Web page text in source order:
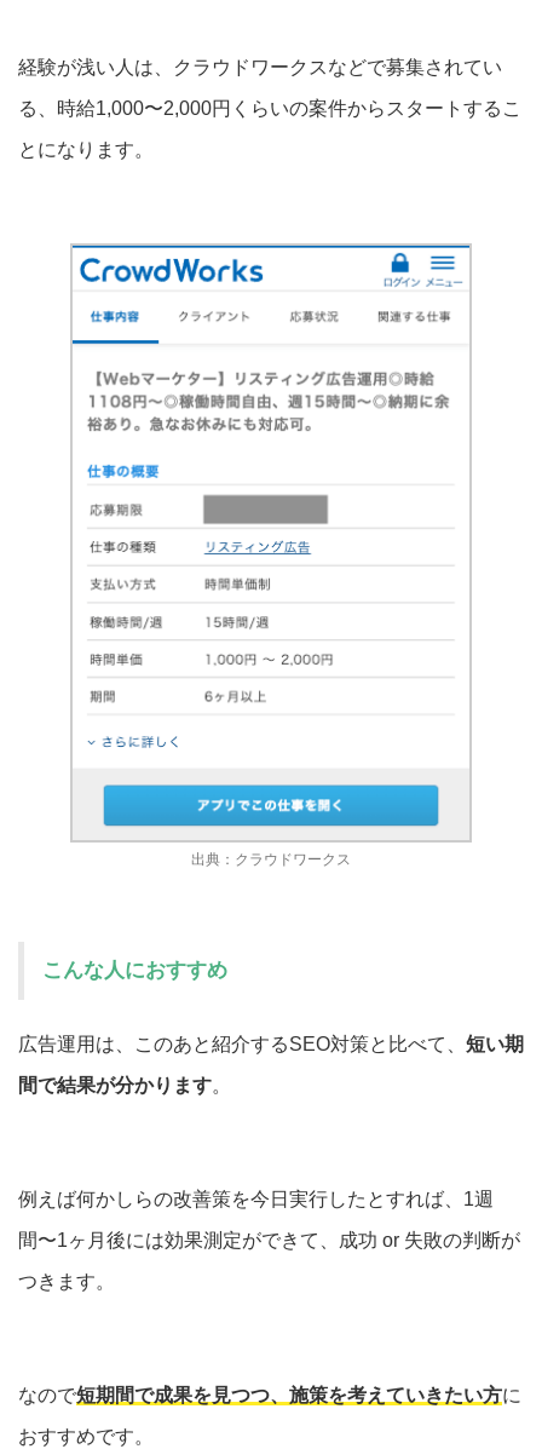
経験が浅い人は、クラウドワークスなどで募集されてい
る、時給1,000〜2,000円くらいの案件からスタートするこ
とになります。
出典：クラウドワークス
こんな人におすすめ
広告運用は、このあと紹介するSEO対策と比べて、 短い期
間で結果が分かります。
例えば何かしらの改善策を今日実行したとすれば、1週
間〜1ヶ月後には効果測定ができて、成功 or 失敗の判断が
つきます。
なので短期間で成果を見つつ、施策を考えていきたい方に
おすすめです。